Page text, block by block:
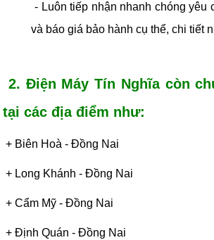
- Luôn tiếp nhận nhanh chóng yêu
và báo giá bảo hành cụ thể, chi tiết
2. Điện Máy Tín Nghĩa còn
tại các địa điểm như:
+ Biên Hoà - Đồng Nai
+ Long Khánh - Đồng Nai
+Cẩm Mỹ - Đồng Nai
+Định Quán-Đồng Nai